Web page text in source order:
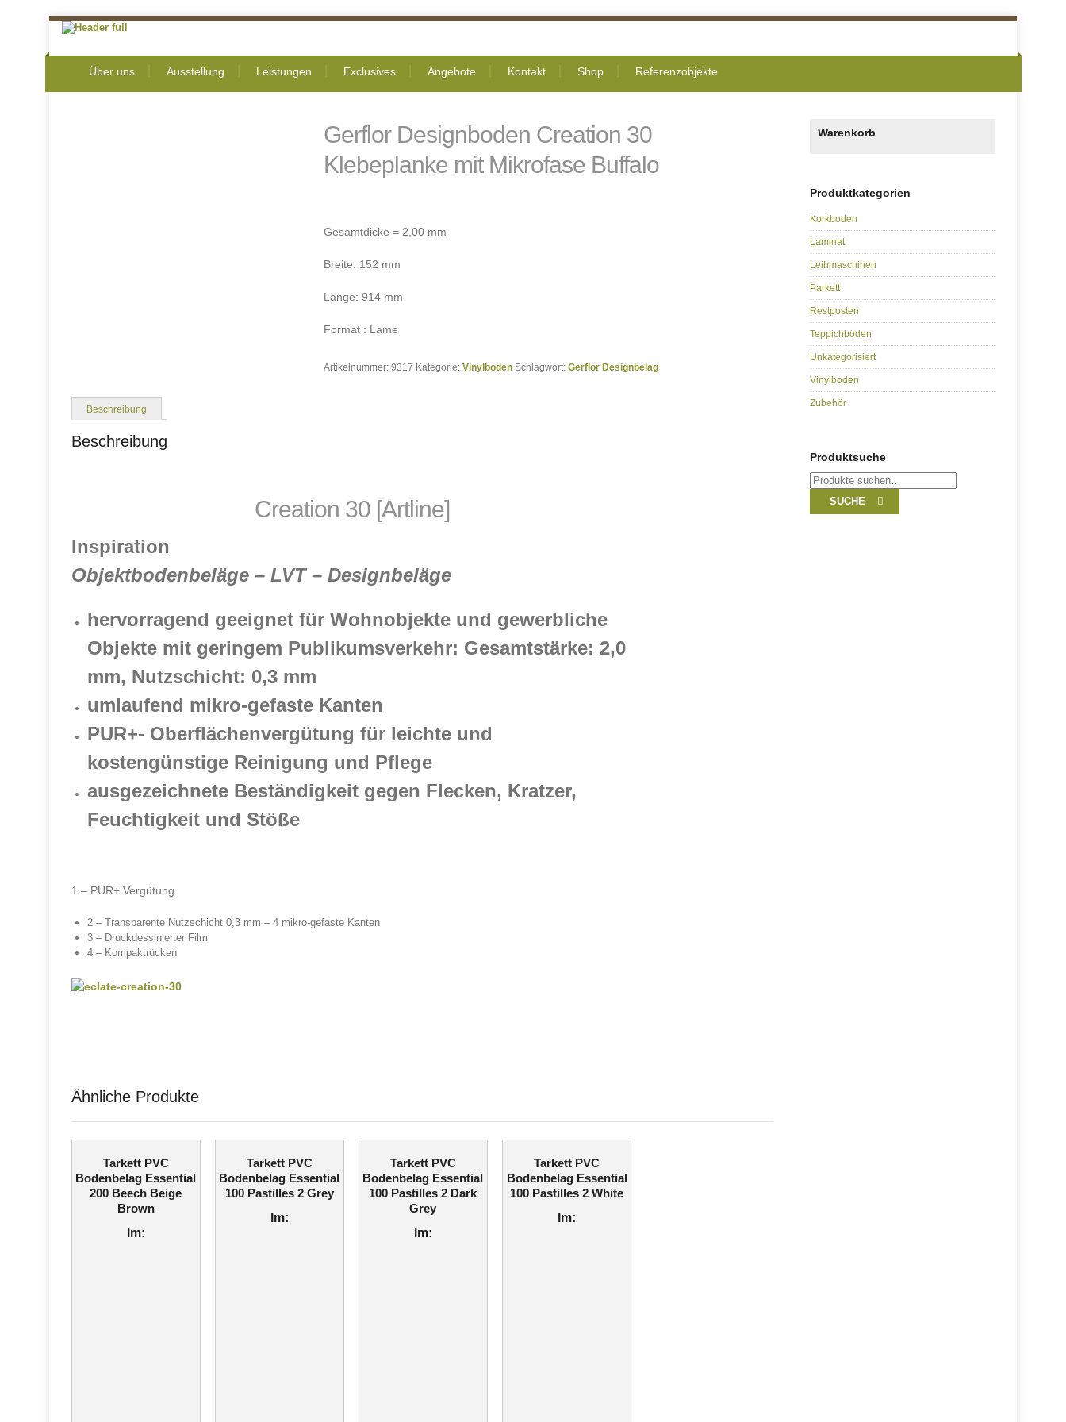
Über uns Ausstellung Leistungen Exclusives Angebote Kontakt Shop Referenzobjekte
Gerflor Designboden Creation 30
Klebeplanke mit Mikrofase Buffalo
Gesamtdicke = 2,00 mm
Breite: 152 mm
Länge: 914 mm
Format : Lame
Artikelnummer:9317 Kategorie:Vinylboden Schlagwort:Gerflor Designbelag
Beschreibung
Beschreibung
Creation 30 [Artline]
Inspiration
Objektbodenbeläge – LVT – Designbeläge
hervorragend geeignet für Wohnobjekte und gewerbliche
Objekte mit geringem Publikumsverkehr: Gesamtstärke: 2,0
mm, Nutzschicht: 0,3 mm
umlaufend mikro-gefaste Kanten
PUR+- Oberflächenvergütung für leichte und
kostengünstige Reinigung und Pflege
ausgezeichnete Beständigkeit gegen Flecken, Kratzer,
Feuchtigkeit und Stöße
1 – PUR+ Vergütung
2 – Transparente Nutzschicht 0,3 mm – 4 mikro-gefaste Kanten
3 – Druckdessinierter Film
4 – Kompaktrücken
Ähnliche Produkte
Tarkett PVC
Bodenbelag Essential
200 Beech Beige
Brown
lm:
Tarkett PVC
Bodenbelag Essential
100 Pastilles 2 Grey
lm:
Tarkett PVC
Bodenbelag Essential
100 Pastilles 2 Dark
Grey
lm:
Tarkett PVC
Bodenbelag Essential
100 Pastilles 2 White
lm:
Warenkorb
Produktkategorien
Korkboden
Laminat
Leihmaschinen
Parkett
Restposten
Teppichböden
Unkategorisiert
Vinylboden
Zubehör
Produktsuche
Suche
nach:
SUCHE